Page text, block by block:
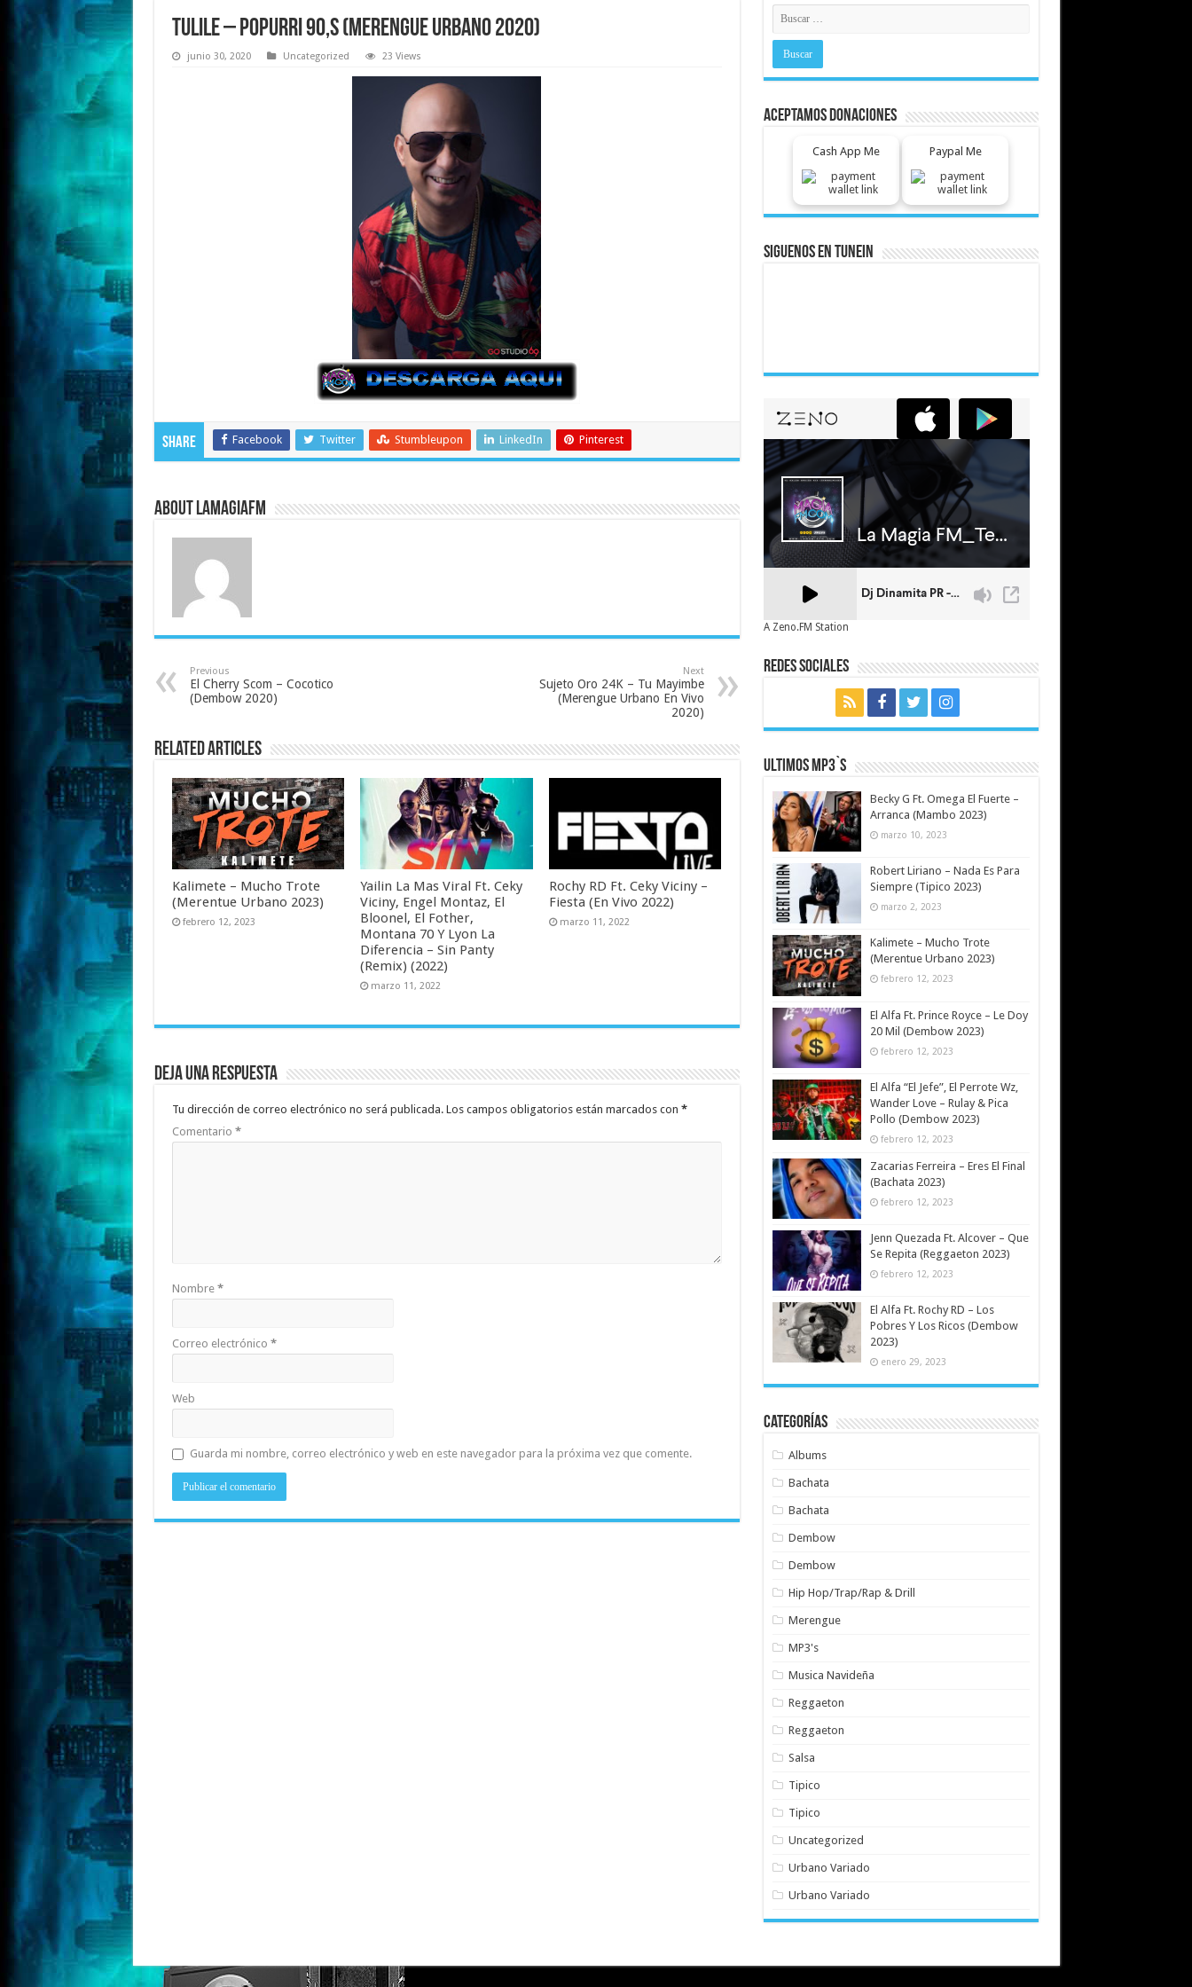
Tulile – Popurri 90,s (Merengue Urbano 2020)
junio 30, 2020 Uncategorized 23 Views
Share Facebook Twitter Stumbleupon LinkedIn Pinterest
About LaMagiaFM
Previous
El Cherry Scom – Cocotico
(Dembow 2020)
Next
Sujeto Oro 24K – Tu Mayimbe
(Merengue Urbano En Vivo
2020)
Related Articles
Kalimete – Mucho Trote
(Merentue Urbano 2023)
febrero 12, 2023
Yailin La Mas Viral Ft. Ceky
Viciny, Engel Montaz, El
Bloonel, El Fother,
Montana 70 Y Lyon La
Diferencia – Sin Panty
(Remix) (2022)
marzo 11, 2022
Rochy RD Ft. Ceky Viciny –
Fiesta (En Vivo 2022)
marzo 11, 2022
Deja una respuesta
Tu dirección de correo electrónico no será publicada. Los campos obligatorios están marcados con *
Comentario *
Nombre *
Correo electrónico *
Web
Guarda mi nombre, correo electrónico y web en este navegador para la próxima vez que comente.
Aceptamos Donaciones
Cash App Me Paypal Me
Siguenos En Tunein
A Zeno.FM Station
Redes Sociales
Ultimos MP3`s
Becky G Ft. Omega El Fuerte –
Arranca (Mambo 2023)
marzo 10, 2023
Robert Liriano – Nada Es Para
Siempre (Tipico 2023)
marzo 2, 2023
Kalimete – Mucho Trote
(Merentue Urbano 2023)
febrero 12, 2023
El Alfa Ft. Prince Royce – Le Doy
20 Mil (Dembow 2023)
febrero 12, 2023
El Alfa “El Jefe”, El Perrote Wz,
Wander Love – Rulay & Pica
Pollo (Dembow 2023)
febrero 12, 2023
Zacarias Ferreira – Eres El Final
(Bachata 2023)
febrero 12, 2023
Jenn Quezada Ft. Alcover – Que
Se Repita (Reggaeton 2023)
febrero 12, 2023
El Alfa Ft. Rochy RD – Los
Pobres Y Los Ricos (Dembow
2023)
enero 29, 2023
Categorías
Albums
Bachata
Bachata
Dembow
Dembow
Hip Hop/Trap/Rap & Drill
Merengue
MP3's
Musica Navideña
Reggaeton
Reggaeton
Salsa
Tipico
Tipico
Uncategorized
Urbano Variado
Urbano Variado